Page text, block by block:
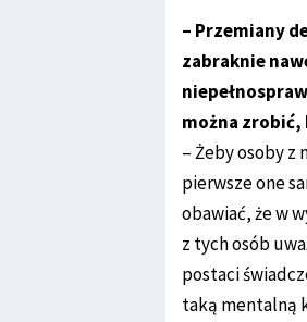
– Przemiany
zabraknie
można zrobić,
– Żeby osoby z
pierwsze one
obawiać, że w
z tych osób
postaci
taką mentalną